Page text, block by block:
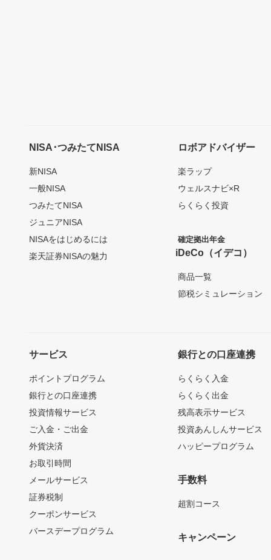
NISA･つみたてNISA
新NISA
一般NISA
つみたてNISA
ジュニアNISA
NISAをはじめるには
楽天証券NISAの魅力
ロボアドバイザー
楽ラップ
ウェルスナビ×R
らくらく投資
確定拠出年金
iDeCo（イデコ）
商品一覧
節税シミュレーション
サービス
ポイントプログラム
銀行との口座連携
投資情報サービス
ご入金・ご出金
外貨決済
お取引時間
メールサービス
証券税制
クーポンサービス
バースデープログラム
銀行との口座連携
らくらく入金
らくらく出金
残高表示サービス
投資あんしんサービス
ハッピープログラム
手数料
超割コース
キャンペーン